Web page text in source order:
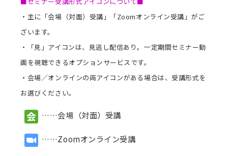
FAQ/問い合わせ先
お申し込み・振込要領
商品企画リクエスト
メルマガ登録
セミナー会場アクセス
・主に「会場（対面）受講」「Zoomオンライン受講」がご
ざいます。
・「見」アイコンは、見逃し配信あり。一定期間セミナー動
画を視聴できるオプションサービスです。
・会場／オンラインの両アイコンがある場合は、受講形式を
お選びください。
……会場（対面）受講
……Zoomオンライン受講